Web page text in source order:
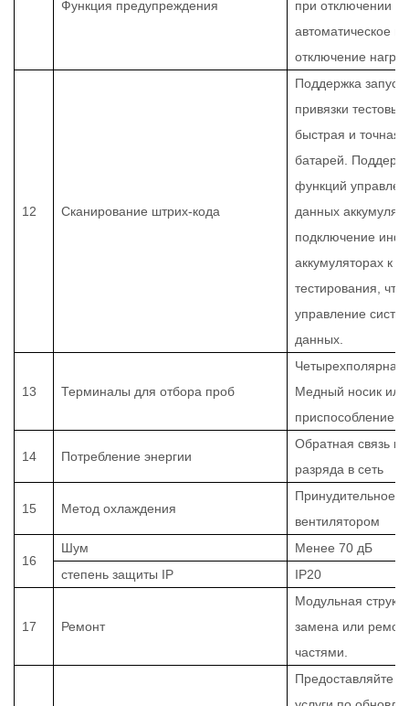
Функция предупреждения
при отключении
автоматическое
отключение
12 Сканирование штрих-кода
Поддержка
привязки
быстрая и точная
батарей.
функций
данных
подключение
аккумуляторах к
тестирования,
управление
данных.
13 Терминалы для отбора проб
Четырехполярная
Медный носик или
приспособление.
14 Потребление энергии
Обратная связь
разряда в сеть
15 Метод охлаждения
Принудительное
вентилятором
16
Шум
Менее 70 дБ
степень защиты IP
IP20
17 Ремонт
Модульная
замена или
частями.
Предоставляйте